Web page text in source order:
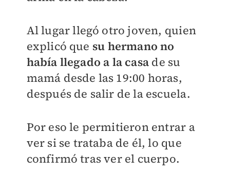
Al lugar llegó otro joven, quien
explicó que su hermano no
había llegado a la casa de su
mamá desde las 19:00 horas,
después de salir de la escuela.
Por eso le permitieron entrar a
ver si se trataba de él, lo que
confirmó tras ver el cuerpo.